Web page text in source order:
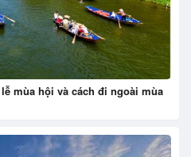
mùa hội và cách đi ngoài mùa